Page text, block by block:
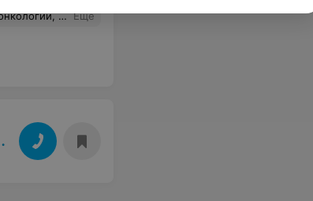
на обследование) Еще